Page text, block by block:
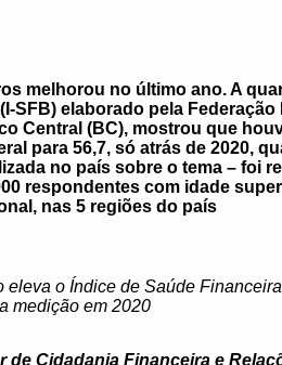
melhorou no último ano. A
SFB) elaborado pela
Central (BC), mostrou que
para 56,7, só atrás de 2020,
no país sobre o tema – foi
respondentes com idade
nas 5 regiões do país
eleva o Índice de Saúde
medição em 2020
de Cidadania Financeira e